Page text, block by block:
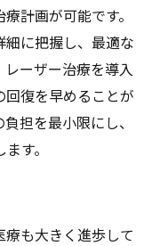
計画が可能です。
細に把握し、最適な
ーザー治療を導入
復を早めることが
担を最小限にし、
す。
も大きく進歩して